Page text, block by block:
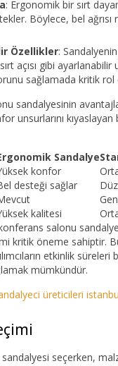
: Ergonomik bir sırt
Böylece, bel
Özellikler:
açısı gibi ayarlanabilir
sağlamada kritik rol
sandalyesinin
unsurlarını kıyaslayan
Sandalye
konfor
desteği sağlar
kalitesi
salonu
kritik öneme sahiptir.
etkinlik
mümkündür.
üreticileri
seçerken,